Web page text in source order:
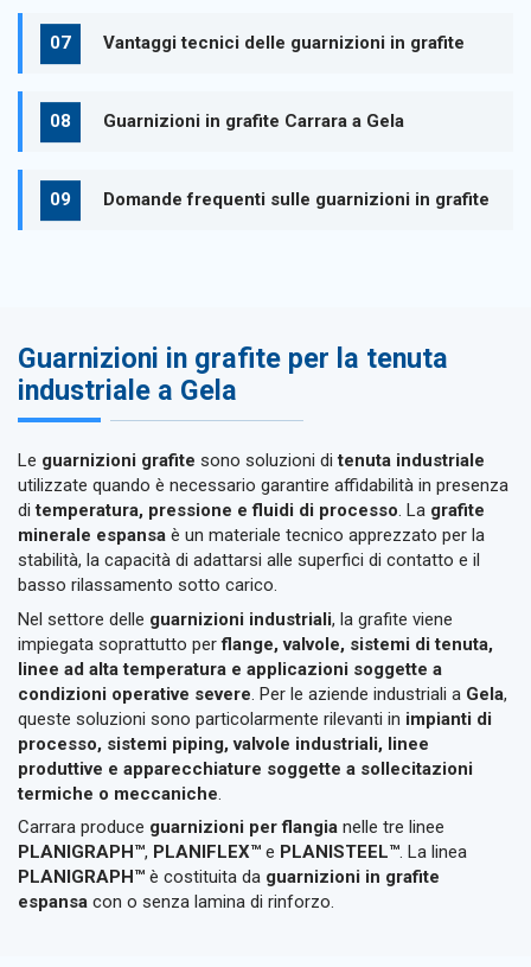
Vantaggi tecnici delle guarnizioni in grafite
Guarnizioni in grafite Carrara a Gela
Domande frequenti sulle guarnizioni in grafite
Guarnizioni in grafite per la tenuta
industriale a Gela
Le guarnizioni grafite sono soluzioni ditenuta industriale
utilizzate quando è necessario garantire affidabilità in presenza
ditemperatura, pressione e fluidi di processo. La grafite
minerale espansa è un materiale tecnico apprezzato per la
stabilità, la capacità di adattarsi alle superfici di contatto e il
basso rilassamento sotto carico.
Nel settore delle guarnizioni industriali, la grafite viene
impiegata soprattutto perflange, valvole, sistemi di tenuta,
linee ad alta temperatura e applicazioni soggette a
condizioni operative severe . Per le aziende industriali a Gela,
queste soluzioni sono particolarmente rilevanti in impianti di
processo, sistemi piping, valvole industriali, linee
produttive e apparecchiature soggette a sollecitazioni
termiche o meccaniche
Carrara produce guarnizioni per flangia nelle tre linee
PLANIGRAPH™, PLANIFLEX™ e PLANISTEEL™. La linea
PLANIGRAPH™ è costituita da guarnizioni in grafite
espansa con o senza lamina di rinforzo.